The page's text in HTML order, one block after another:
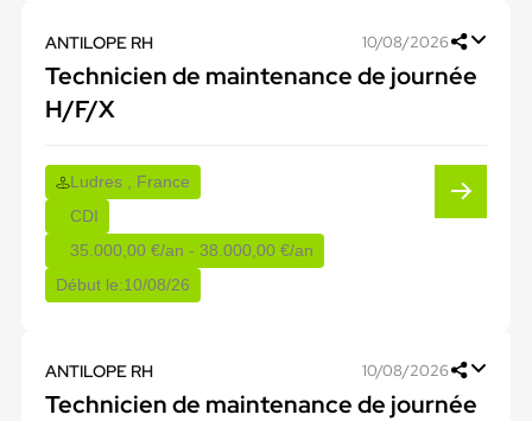
ANTILOPE RH 10/08/2026
Technicien de maintenance de journée
H/F/X
Ludres , France
CDI
35.000,00 €/an - 38.000,00 €/an
Début le:10/08/26
ANTILOPE RH 10/08/2026
Technicien de maintenance de journée